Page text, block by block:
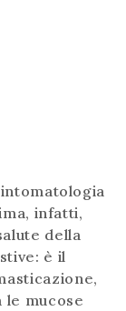
infatti,
della
è il
mucose